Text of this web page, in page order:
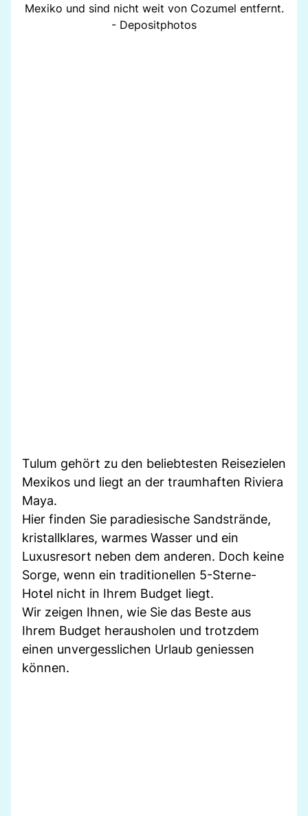
Mexiko und sind nicht weit von Cozumel entfernt.
- Depositphotos
Tulum gehört zu den beliebtesten Reisezielen
Mexikos und liegt an der traumhaften Riviera
Maya.
Hier finden Sie paradiesische Sandstrände,
kristallklares, warmes Wasser und ein
Luxusresort neben dem anderen. Doch keine
Sorge, wenn ein traditionellen 5-Sterne-
Hotel nicht in Ihrem Budget liegt.
Wir zeigen Ihnen, wie Sie das Beste aus
Ihrem Budget herausholen und trotzdem
einen unvergesslichen Urlaub geniessen
können.